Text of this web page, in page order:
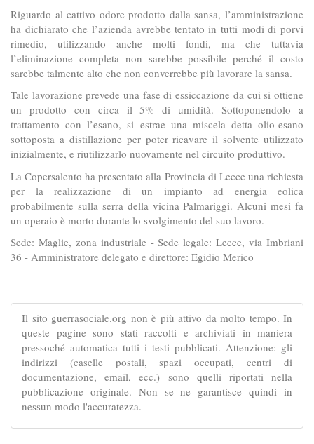
Riguardo al cattivo odore prodotto dalla sansa, l’amministrazione
ha dichiarato che l’azienda avrebbe tentato in tutti modi di porvi
rimedio, utilizzando anche molti fondi, ma che tuttavia
l’eliminazione completa non sarebbe possibile perché il costo
sarebbe talmente alto che non converrebbe più lavorare la sansa.
Tale lavorazione prevede una fase di essiccazione da cui si ottiene
un prodotto con circa il 5% di umidità. Sottoponendolo a
trattamento con l’esano, si estrae una miscela detta olio-esano
sottoposta a distillazione per poter ricavare il solvente utilizzato
inizialmente, e riutilizzarlo nuovamente nel circuito produttivo.
La Copersalento ha presentato alla Provincia di Lecce una richiesta
per la realizzazione di un impianto ad energia eolica
probabilmente sulla serra della vicina Palmariggi. Alcuni mesi fa
un operaio è morto durante lo svolgimento del suo lavoro.
Sede: Maglie, zona industriale - Sede legale: Lecce, via Imbriani
36 - Amministratore delegato e direttore: Egidio Merico
Il sito guerrasociale.org non è più attivo da molto tempo. In
queste pagine sono stati raccolti e archiviati in maniera
pressoché automatica tutti i testi pubblicati. Attenzione: gli
indirizzi (caselle postali, spazi occupati, centri di
documentazione, email, ecc.) sono quelli riportati nella
pubblicazione originale. Non se ne garantisce quindi in
nessun modo l'accuratezza.